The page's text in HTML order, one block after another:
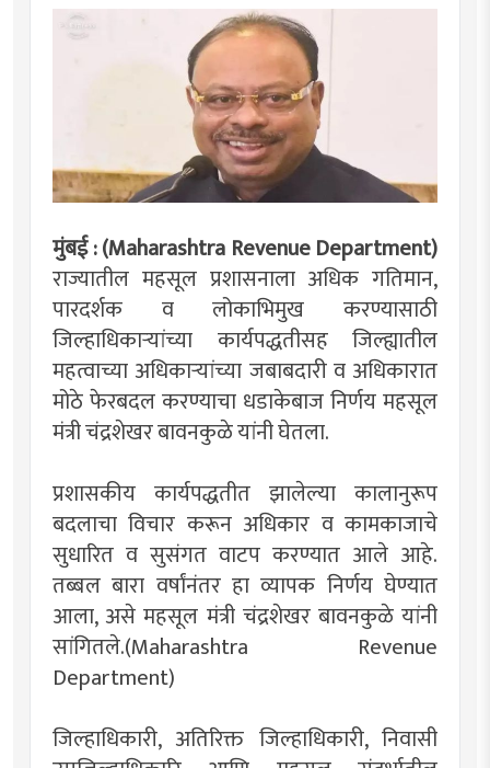
मुंबई : (Maharashtra Revenue Department)
राज्यातील महसूल प्रशासनाला अधिक गतिमान,
पारदर्शक व लोकाभिमुख करण्यासाठी
जिल्हाधिकाऱ्यांच्या कार्यपद्धतीसह जिल्ह्यातील
महत्वाच्या अधिकाऱ्यांच्या जबाबदारी व अधिकारात
मोठे फेरबदल करण्याचा धडाकेबाज निर्णय महसूल
मंत्री चंद्रशेखर बावनकुळे यांनी घेतला.
प्रशासकीय कार्यपद्धतीत झालेल्या कालानुरूप
बदलाचा विचार करून अधिकार व कामकाजाचे
सुधारित व सुसंगत वाटप करण्यात आले आहे.
तब्बल बारा वर्षांनंतर हा व्यापक निर्णय घेण्यात
आला, असे महसूल मंत्री चंद्रशेखर बावनकुळे यांनी
सांगितले.(Maharashtra Revenue
Department)
जिल्हाधिकारी, अतिरिक्त जिल्हाधिकारी, निवासी